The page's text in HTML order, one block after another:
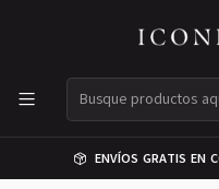
ENVÍOS GRATIS EN